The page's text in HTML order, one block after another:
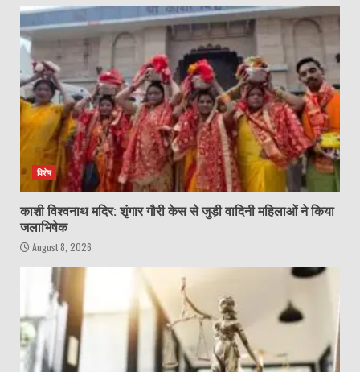
विशेष
काशी विश्वनाथ मदिर: शृंगार गौरी केस से जुड़ी वादिनी महिलाओं ने किया
जलाभिषेक
August 8, 2026